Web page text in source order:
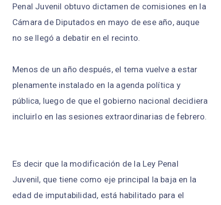
Penal Juvenil obtuvo dictamen de comisiones en la
Cámara de Diputados en mayo de ese año, auque
no se llegó a debatir en el recinto.
Menos de un año después, el tema vuelve a estar
plenamente instalado en la agenda política y
pública, luego de que el gobierno nacional decidiera
incluirlo en las sesiones extraordinarias de febrero.
Es decir que la modificación de la Ley Penal
Juvenil, que tiene como eje principal la baja en la
edad de imputabilidad, está habilitado para el